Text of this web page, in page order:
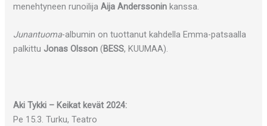
menehtyneen runoilijaAija Anderssonin kanssa.
Junantuoma-albumin on tuottanut kahdella Emma-patsaalla
palkittu Jonas Olsson (BESS, KUUMAA).
Aki Tykki – Keikat kevät 2024:
Pe 15.3. Turku, Teatro